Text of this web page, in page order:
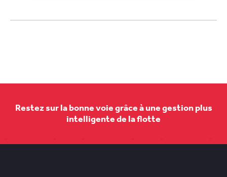
Restez sur la bonne voie grâce à une gestion plus
intelligente de la flotte